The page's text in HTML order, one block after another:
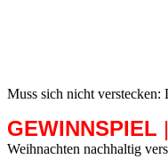
Muss sich nicht
GEWINNSPIEL |
Weihnachten nachhaltig